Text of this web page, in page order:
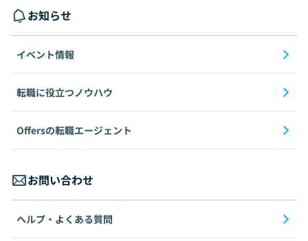
お知らせ
イベント情報
転職に役立つノウハウ
Offersの転職エージェント
お問い合わせ
ヘルプ・よくある質問